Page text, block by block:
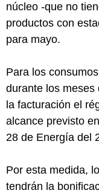
núcleo -que no
productos con
para mayo.
Para los
durante los meses
la facturación el
alcance previsto
28 de Energía del
Por esta medida,
tendrán la